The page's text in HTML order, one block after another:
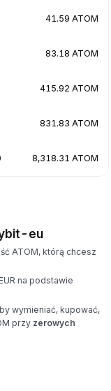
41.59 ATOM
83.18 ATOM
415.92 ATOM
831.83 ATOM
8,318.31 ATOM
eu
ATOM, którą chcesz
na podstawie
wymieniać, kupować,
przy zerowych